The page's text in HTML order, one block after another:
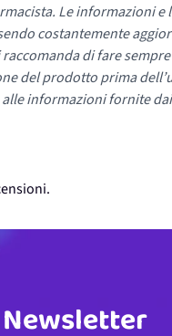
Le informazioni
costantemente
di fare
del prodotto prima
informazioni fornite